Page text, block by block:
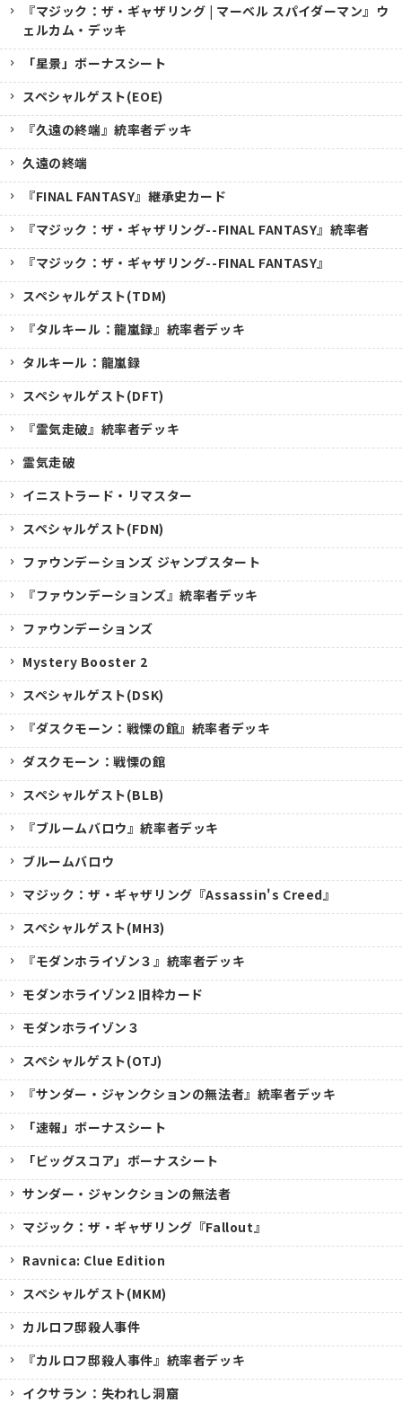
『マジック：ザ・ギャザリング | マーベル スパイダーマン』ウ
ェルカム・デッキ
「星景」ボーナスシート
スペシャルゲスト(EOE)
『久遠の終端』統率者デッキ
久遠の終端
『FINAL FANTASY』継承史カード
『マジック：ザ・ギャザリング--FINAL FANTASY』統率者
『マジック：ザ・ギャザリング--FINAL FANTASY』
スペシャルゲスト(TDM)
『タルキール：龍嵐録』統率者デッキ
タルキール：龍嵐録
スペシャルゲスト(DFT)
『霊気走破』統率者デッキ
霊気走破
イニストラード・リマスター
スペシャルゲスト(FDN)
ファウンデーションズ ジャンプスタート
『ファウンデーションズ』統率者デッキ
ファウンデーションズ
Mystery Booster 2
スペシャルゲスト(DSK)
『ダスクモーン：戦慄の館』統率者デッキ
ダスクモーン：戦慄の館
スペシャルゲスト(BLB)
『ブルームバロウ』統率者デッキ
ブルームバロウ
マジック：ザ・ギャザリング『Assassin's Creed』
スペシャルゲスト(MH3)
『モダンホライゾン３』統率者デッキ
モダンホライゾン2 旧枠カード
モダンホライゾン３
スペシャルゲスト(OTJ)
『サンダー・ジャンクションの無法者』統率者デッキ
「速報」ボーナスシート
「ビッグスコア」ボーナスシート
サンダー・ジャンクションの無法者
マジック：ザ・ギャザリング『Fallout』
Ravnica: Clue Edition
スペシャルゲスト(MKM)
カルロフ邸殺人事件
『カルロフ邸殺人事件』統率者デッキ
イクサラン：失われし洞窟